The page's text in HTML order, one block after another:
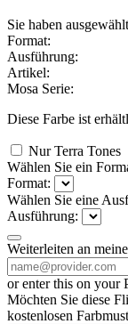
Sie haben
Format:
Ausführung:
Artikel:
Mosa Serie:
Diese Farbe ist
Nur Terra Tones
Wählen Sie ein
Format:
Wählen Sie eine
Ausführung:
Weiterleiten an
or enter this on your
Möchten Sie diese
kostenlosen